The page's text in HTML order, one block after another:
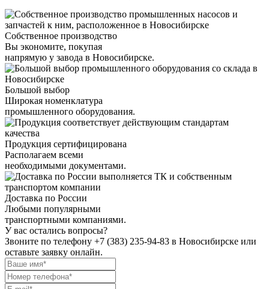
Собственное производство
Вы экономите, покупая
напрямую у завода в Новосибирске.
Большой выбор
Широкая номенклатура
промышленного оборудования.
Продукция сертифицирована
Располагаем всеми
необходимыми документами.
Доставка по России
Любыми популярными
транспортными компаниями.
У вас остались вопросы?
Звоните по телефону +7 (383) 235-94-83 в Новосибирске или
оставьте заявку онлайн.